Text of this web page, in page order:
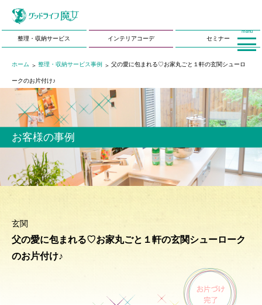
整理・収納サービス インテリアコーデ セミナー
ホーム 整理・収納サービス事例 父の愛に包まれる♡お家丸ごと１軒の玄関シューロ
ークのお片付け♪
お客様の事例
玄関
父の愛に包まれる♡お家丸ごと１軒の玄関シューローク
のお片付け♪
menu